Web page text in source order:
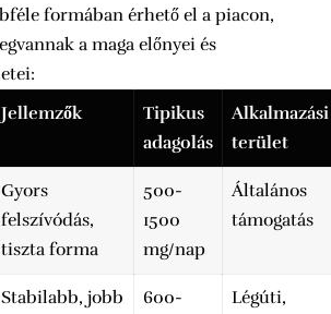
formában érhető el a piacon,
a maga előnyei és
Jellemzők
Tipikus
adagolás
Alkalmazási
terület
Gyors
felszívódás,
tiszta forma
500-
1500
mg/nap
Általános
támogatás
Stabilabb, jobb
600-
Légúti,